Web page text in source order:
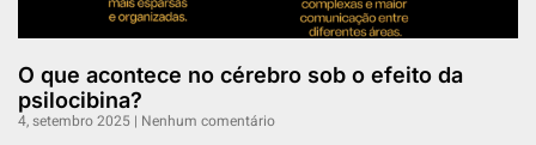
O que acontece no cérebro sob o efeito da
psilocibina?
4, setembro 2025 Nenhum comentário